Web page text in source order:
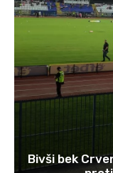
Bivši bek